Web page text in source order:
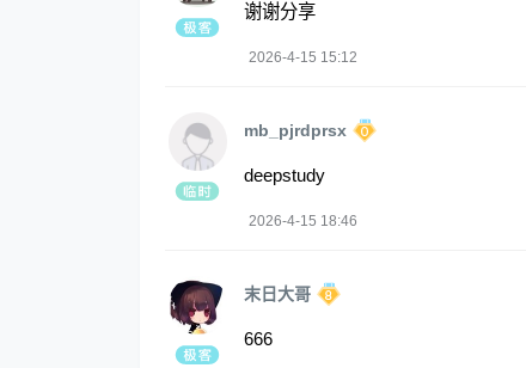
谢谢分享
2026-4-15 15:12
mb_pjrdprsx
deepstudy
2026-4-15 18:46
末日大哥
666